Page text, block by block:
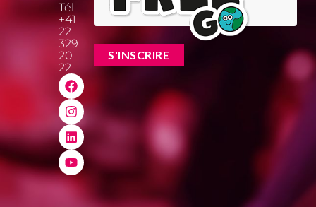
Tél:
+41
22
329
20
22